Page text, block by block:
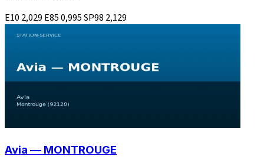
E10 2,029 E850,995SP98 2,129
Avia — MONTROUGE